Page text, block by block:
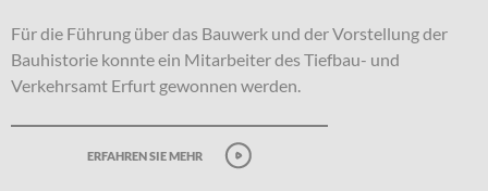
Für die Führung über das Bauwerk und der Vorstellung der
Bauhistorie konnte ein Mitarbeiter des Tiefbau- und
Verkehrsamt Erfurt gewonnen werden.
erfahren sie mehr